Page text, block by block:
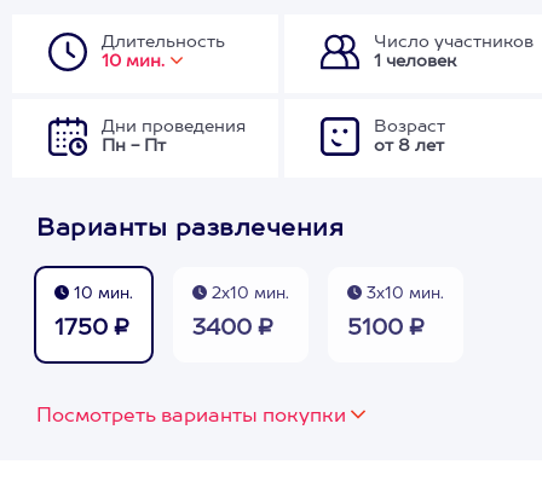
Длительность
10 мин.
Число участников
1 человек
Дни проведения
Пн - Пт
Возраст
от 8 лет
Варианты развлечения
10 мин.
1750 ₽
2х10 мин.
3400 ₽
3х10 мин.
5100 ₽
Посмотреть варианты покупки